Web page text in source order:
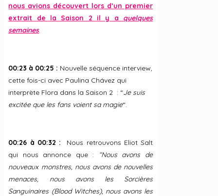
nous avions découvert lors d’un premier
extrait de la Saison 2 il y a quelques
semaines.
00:23 à 00:25 : Nouvelle séquence interview,
cette fois-ci avec Paulina Chávez qui
interprète Flora dans la Saison 2 : “Je suis
excitée que les fans voient sa magie“.
00:26 à 00:32 :
Nous retrouvons Eliot Salt
qui nous annonce que :
“Nous avons de
nouveaux monstres, nous avons de nouvelles
menaces, nous avons les Sorcières
Sanguinaires (Blood Witches), nous avons les